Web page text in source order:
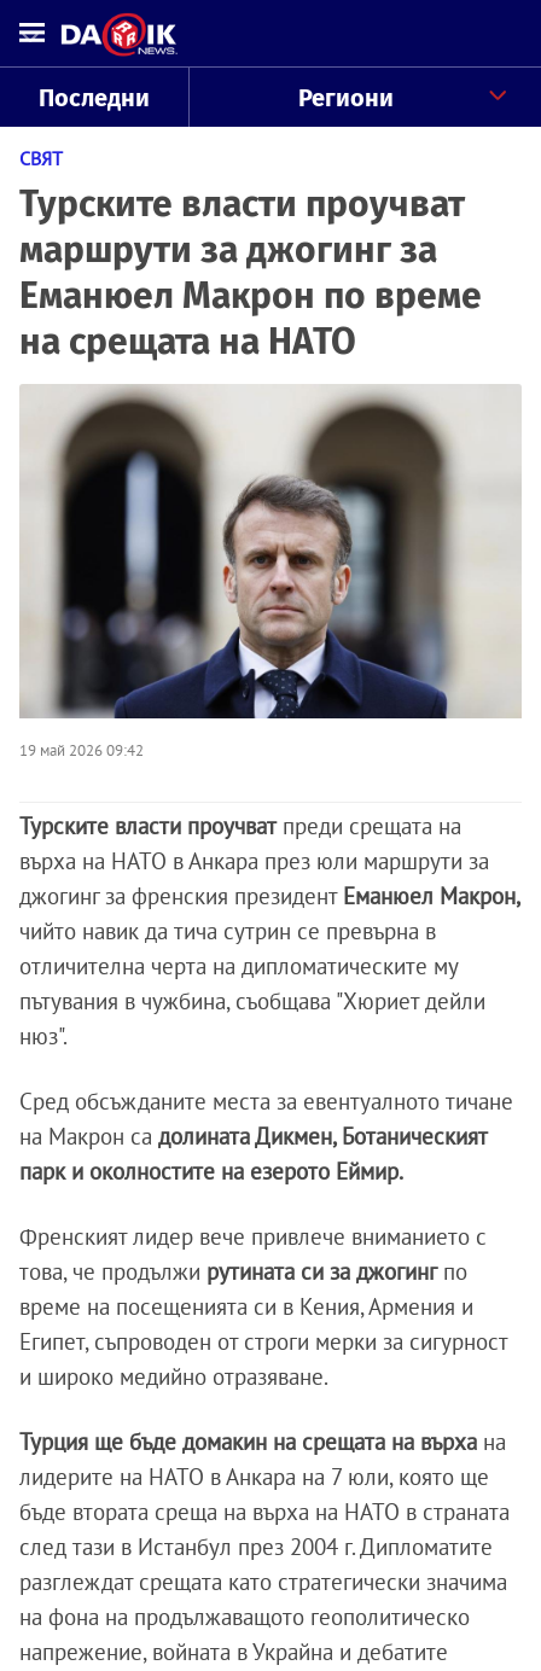
Последни Региони
СВЯТ
Турските власти проучват
маршрути за джогинг за
Еманюел Макрон по време
на срещата на НАТО
19 май 2026 09:42
Турските власти проучватпреди срещата на
върха на НАТО в Анкара през юли маршрути за
джогинг за френския президент Еманюел Макрон,
чийто навик да тича сутрин се превърна в
отличителна черта на дипломатическите му
пътувания в чужбина, съобщава "Хюриет дейли
нюз".
Сред обсъжданите места за евентуалното тичане
на Макрон са долината Дикмен, Ботаническият
парк и околностите на езерото Еймир.
Френският лидер вече привлече вниманието с
това, че продължи рутината си за джогингпо
време на посещенията си в Кения, Армения и
Египет, съпроводен от строги мерки за сигурност
и широко медийно отразяване.
Турция ще бъде домакин на срещата на върха на
лидерите на НАТО в Анкара на 7 юли, която ще
бъде втората среща на върха на НАТО в страната
след тази в Истанбул през 2004 г. Дипломатите
разглеждат срещата като стратегически значима
на фона на продължаващото геополитическо
напрежение, войната в Украйна и дебатите